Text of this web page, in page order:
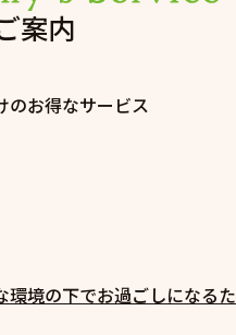
案内
のお得なサービス
環境の下でお過ごしになるた